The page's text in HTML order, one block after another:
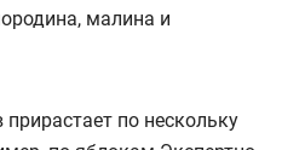
малина и
по нескольку